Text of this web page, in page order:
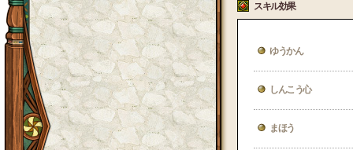
スキル効果
ゆうかん
しんこう心
まほう